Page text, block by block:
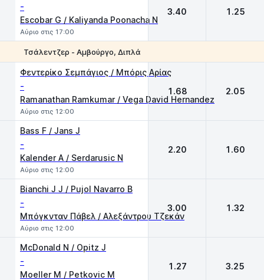
-
Escobar G / Kaliyanda Poonacha N
Αύριο στις 17:00
3.40 1.25
Τσάλεντζερ - Αμβούργο, Διπλά
Φεντερίκο Σεμπάγιος / Μπόρις Αρίας
-
Ramanathan Ramkumar / Vega David Hernandez
Αύριο στις 12:00
1.68 2.05
Bass F / Jans J
-
Kalender A / Serdarusic N
Αύριο στις 12:00
2.20 1.60
Bianchi J J / Pujol Navarro B
-
Μπόγκνταν Πάβελ / Αλεξάντρου Τζεκάν
Αύριο στις 12:00
3.00 1.32
McDonald N / Opitz J
-
Moeller M / Petkovic M
1.27 3.25